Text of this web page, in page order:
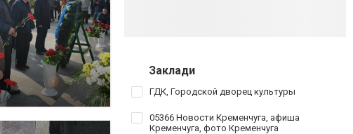
Заклади
ГДК, Городской дворец культуры
05366 Новости Кременчуга, афиша
Кременчуга, фото Кременчуга